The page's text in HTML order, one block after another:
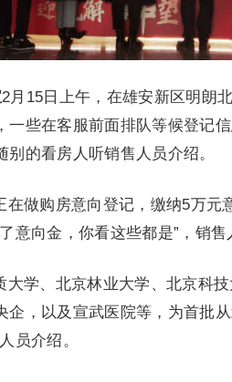
2月15日上午，在雄安新区明朗
一些在客服前面排队等候登记
的看房人听销售人员介绍。
做购房意向登记，缴纳5万元
意向金，你看这些都是”，销售
大学、北京林业大学、北京科
企，以及宣武医院等，为首批
员介绍。